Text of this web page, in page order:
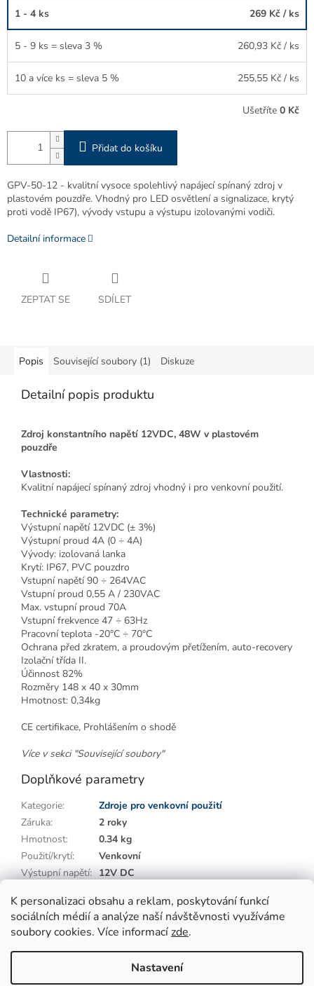
K personalizaci obsahu a reklam, poskytování funkcí
sociálních médií a analýze naší návštěvnosti využíváme
soubory cookies. Více informacízde.
Nastavení
1 - 4 ks 269 Kč / ks
5 - 9 ks = sleva 3 % 260,93 Kč / ks
10 a více ks = sleva 5 % 255,55 Kč / ks
Ušetříte 0 Kč
Přidat do košíku
GPV-50-12 - kvalitní vysoce spolehlivý napájecí spínaný zdroj v
plastovém pouzdře. Vhodný pro LED osvětlení a signalizace, krytý
proti vodě IP67), vývody vstupu a výstupu izolovanými vodiči.
Detailní informace
ZEPTAT SE SDÍLET
Popis Související soubory (1) Diskuze
Detailní popis produktu
Zdroj konstantního napětí 12VDC, 48W v plastovém
pouzdře
Vlastnosti:
Kvalitní napájecí spínaný zdroj vhodný i pro venkovní použití.
Technické parametry:
Výstupní napětí 12VDC (± 3%)
Výstupní proud 4A (0 ÷ 4A)
Vývody: izolovaná lanka
Krytí: IP67, PVC pouzdro
Vstupní napětí 90 ÷ 264VAC
Vstupní proud 0,55 A / 230VAC
Max. vstupní proud 70A
Vstupní frekvence 47 ÷ 63Hz
Pracovní teplota -20°C ÷ 70°C
Ochrana před zkratem, a proudovým přetížením, auto-recovery
Izolační třída II.
Účinnost 82%
Rozměry 148 x 40 x 30mm
Hmotnost: 0,34kg
CE certifikace, Prohlášením o shodě
Více v sekci "Související soubory"
Doplňkové parametry
Kategorie:
Zdroje pro venkovní použití
Záruka:
2 roky
Hmotnost:
0.34 kg
Použití/krytí:
Venkovní
Výstupní napětí: 12V DC